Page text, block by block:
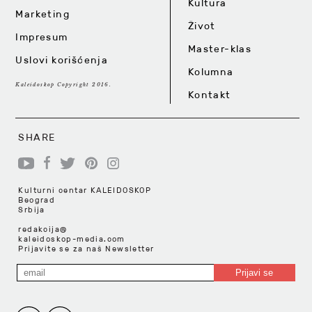
Marketing
Impresum
Uslovi korišćenja
Kaleidoskop Copyright 2016.
Kultura
Život
Master-klas
Kolumna
Kontakt
SHARE
Kulturni centar KALEIDOSKOP
Beograd
Srbija
redakcija@
kaleidoskop-media.com
Prijavite se za naš Newsletter